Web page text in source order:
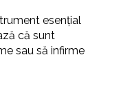
esențial
că sunt
sau să infirme